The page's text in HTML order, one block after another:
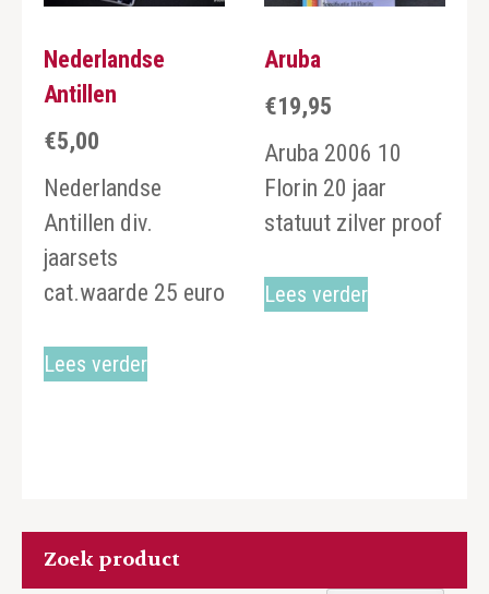
Nederlandse
Antillen
€5,00
Nederlandse
Antillen div.
jaarsets
cat.waarde 25 euro
Lees verder
Aruba
€19,95
Aruba 2006 10
Florin 20 jaar
statuut zilver proof
Lees verder
Zoek product